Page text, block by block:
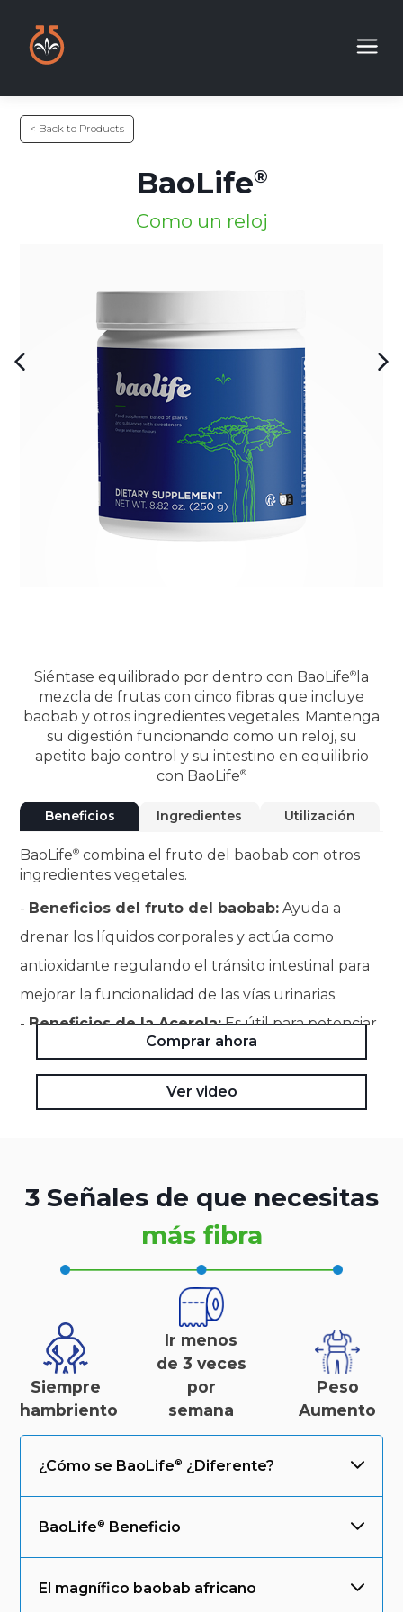
< Back to Products
BaoLife
Como un reloj
Siéntase equilibrado por dentro con BaoLife
la
mezcla de frutas con cinco fibras que incluye
baobab y otros ingredientes vegetales. Mantenga
su digestión funcionando como un reloj, su
apetito bajo control y su intestino en equilibrio
con BaoLife
Beneficios Ingredientes Utilización
BaoLife combina el fruto del baobab con otros
ingredientes vegetales.
- Beneficios del fruto del baobab: Ayuda a
drenar los líquidos corporales y actúa como
antioxidante regulando el tránsito intestinal para
mejorar la funcionalidad de las vías urinarias.
- Beneficios de la Acerola:Es útil para potenciar
las defensas naturales del organismo, favorecer la
acción reconstituyente y aportar propiedades
antioxidantes.
Comprar ahora
Ver video
3 Señales de que necesitas
más fibra
Siempre
hambriento
Ir menos
de 3 veces
por
semana
Peso
Aumento
¿Cómo se BaoLife ¿Diferente?
BaoLife Beneficio
El magnífico baobab africano